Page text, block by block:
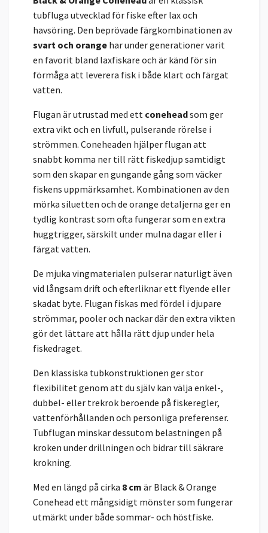
tubfluga utvecklad för fiske efter lax och
havsöring. Den beprövade färgkombinationen av
svart och orange har under generationer varit
en favorit bland laxfiskare och är känd för sin
förmåga att leverera fisk i både klart och färgat
vatten.
Flugan är utrustad med ett coneheadsom ger
extra vikt och en livfull, pulserande rörelse i
strömmen. Coneheaden hjälper flugan att
snabbt komma ner till rätt fiskedjup samtidigt
som den skapar en gungande gång som väcker
fiskens uppmärksamhet. Kombinationen av den
mörka siluetten och de orange detaljerna ger en
tydlig kontrast som ofta fungerar som en extra
huggtrigger, särskilt under mulna dagar eller i
färgat vatten.
De mjuka vingmaterialen pulserar naturligt även
vid långsam drift och efterliknar ett flyende eller
skadat byte. Flugan fiskas med fördel i djupare
strömmar, pooler och nackar där den extra vikten
gör det lättare att hålla rätt djup under hela
fiskedraget.
Den klassiska tubkonstruktionen ger stor
flexibilitet genom att du själv kan välja enkel-,
dubbel- eller trekrok beroende på fiskeregler,
vattenförhållanden och personliga preferenser.
Tubflugan minskar dessutom belastningen på
kroken under drillningen och bidrar till säkrare
krokning.
Med en längd på cirka 8 cm är Black & Orange
Conehead ett mångsidigt mönster som fungerar
utmärkt under både sommar- och höstfiske.